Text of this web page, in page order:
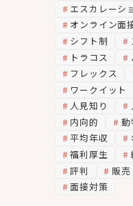
エスカレーシ
オンライン面
シフト制
トラコス
フレックス
ワークイット
人見知り
内向的
動
平均年収
福利厚生
評判
販売
面接対策